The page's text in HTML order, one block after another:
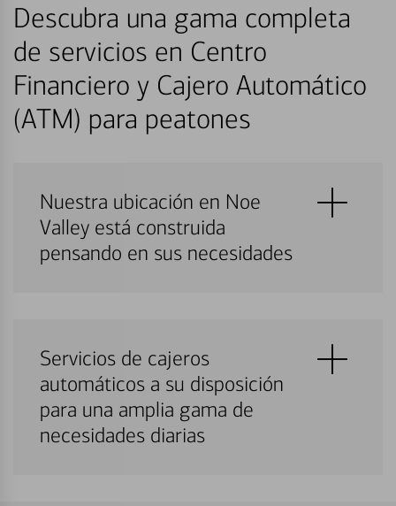
Descubra una gama completa
de servicios en Centro
Financiero y Cajero Automático
(ATM) para peatones
Nuestra ubicación en Noe
Valley está construida
pensando en sus necesidades
Servicios de cajeros
automáticos a su disposición
para una amplia gama de
necesidades diarias